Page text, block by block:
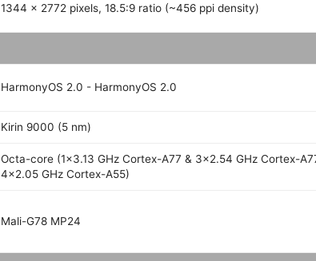
1344 x 2772 pixels, 18.5:9 ratio (~456 ppi density)
HarmonyOS 2.0 - HarmonyOS 2.0
Kirin 9000 (5 nm)
Octa-core (1x3.13 GHz Cortex-A77 & 3x2.54 GHz Cortex-
4x2.05 GHz Cortex-A55)
Mali-G78 MP24